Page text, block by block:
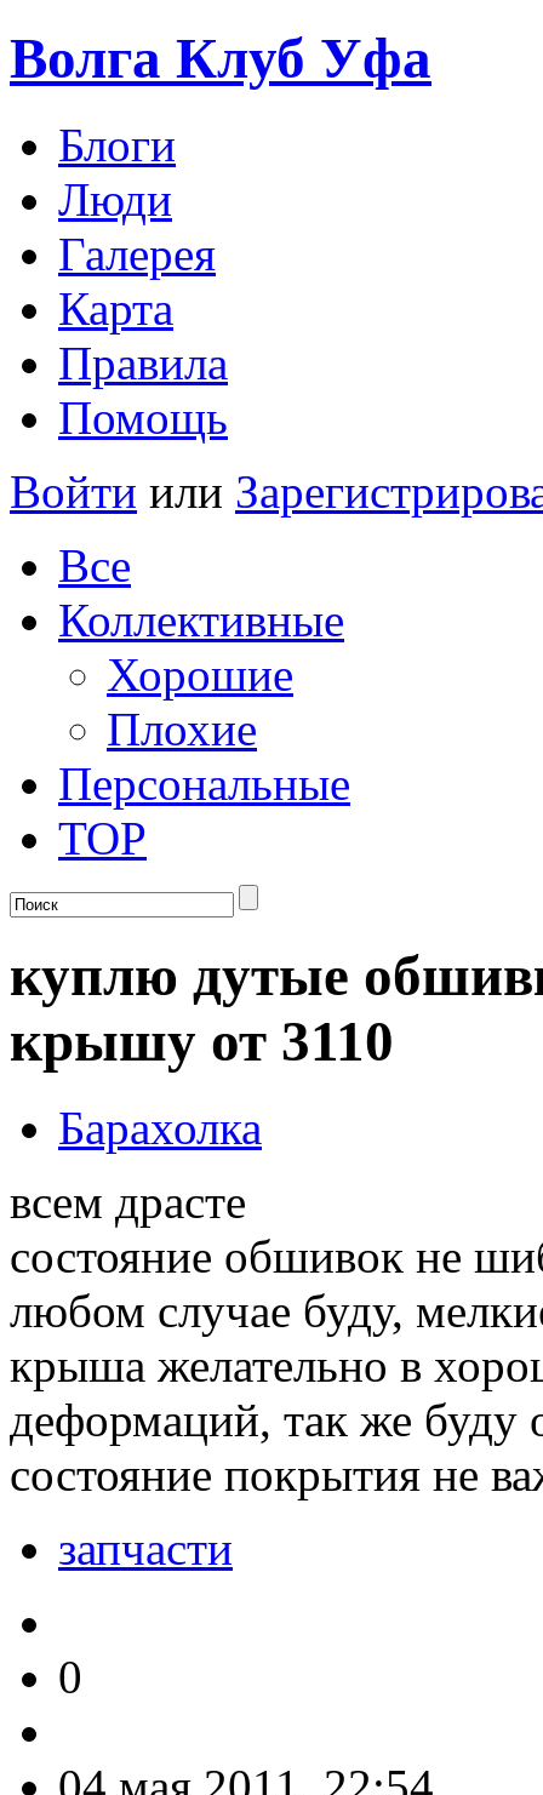
Волга Клуб Уфа
Блоги
Люди
Галерея
Карта
Правила
Помощь
Войти или
Все
Коллективные
Хорошие
Плохие
Персональные
TOP
куплю дутые
крышу от 3110
Барахолка
всем драсте
состояние обшивок не
любом случае буду,
крыша желательно в
деформаций, так же буду
состояние покрытия не
запчасти
0